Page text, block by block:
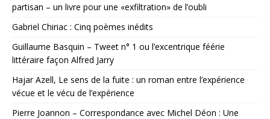
partisan – un livre pour une «exfiltration» de l’oubli
Gabriel Chiriac : Cinq poèmes inédits
Guillaume Basquin – Tweet n° 1 ou l’excentrique féérie
littéraire façon Alfred Jarry
Hajar Azell, Le sens de la fuite : un roman entre l’expérience
vécue et le vécu de l’expérience
Pierre Joannon – Correspondance avec Michel Déon : Une